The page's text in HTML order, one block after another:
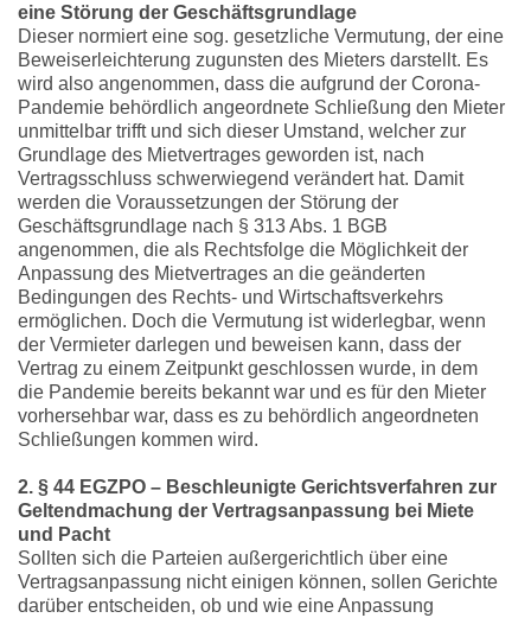
eine Störung der Geschäftsgrundlage
Dieser normiert eine sog. gesetzliche Vermutung, der eine
Beweiserleichterung zugunsten des Mieters darstellt. Es
wird also angenommen, dass die aufgrund der Corona-
Pandemie behördlich angeordnete Schließung den Mieter
unmittelbar trifft und sich dieser Umstand, welcher zur
Grundlage des Mietvertrages geworden ist, nach
Vertragsschluss schwerwiegend verändert hat. Damit
werden die Voraussetzungen der Störung der
Geschäftsgrundlage nach § 313 Abs. 1 BGB
angenommen, die als Rechtsfolge die Möglichkeit der
Anpassung des Mietvertrages an die geänderten
Bedingungen des Rechts- und Wirtschaftsverkehrs
ermöglichen. Doch die Vermutung ist widerlegbar, wenn
der Vermieter darlegen und beweisen kann, dass der
Vertrag zu einem Zeitpunkt geschlossen wurde, in dem
die Pandemie bereits bekannt war und es für den Mieter
vorhersehbar war, dass es zu behördlich angeordneten
Schließungen kommen wird.
2. § 44 EGZPO – Beschleunigte Gerichtsverfahren zur
Geltendmachung der Vertragsanpassung bei Miete
und Pacht
Sollten sich die Parteien außergerichtlich über eine
Vertragsanpassung nicht einigen können, sollen Gerichte
darüber entscheiden, ob und wie eine Anpassung